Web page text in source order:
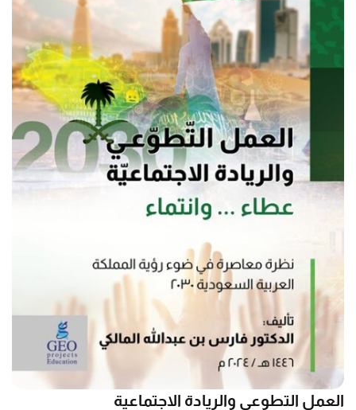
العمل التطوعي والريادة الاجتماعية